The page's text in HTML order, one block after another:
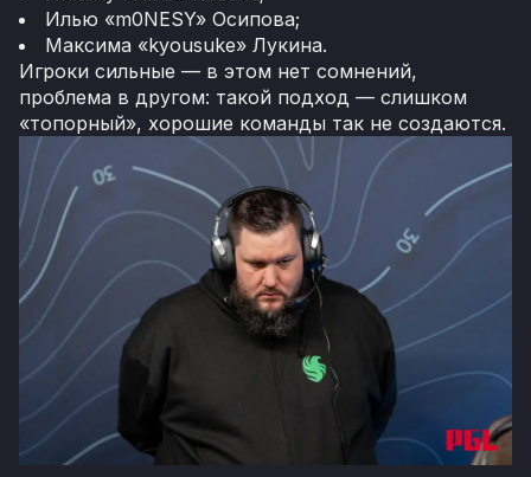
Илью «m0NESY» Осипова;
Максима «kyousuke» Лукина.
Игроки сильные — в этом нет сомнений,
проблема в другом: такой подход — слишком
«топорный», хорошие команды так не создаются.